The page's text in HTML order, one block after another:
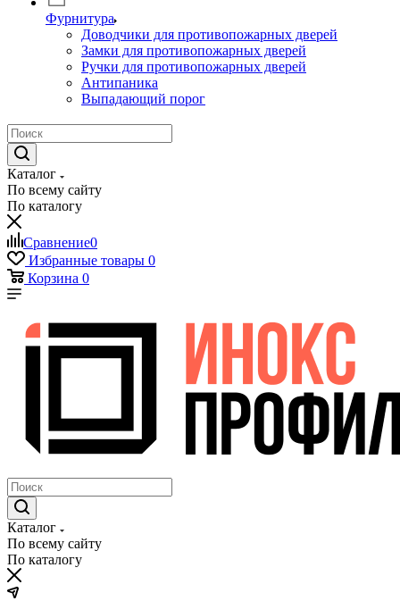
Фурнитура
Доводчики для противопожарных дверей
Замки для противопожарных дверей
Ручки для противопожарных дверей
Антипаника
Выпадающий порог
Каталог
По всему сайту
По каталогу
Сравнение0
Избранные товары 0
Корзина 0
Каталог
По всему сайту
По каталогу